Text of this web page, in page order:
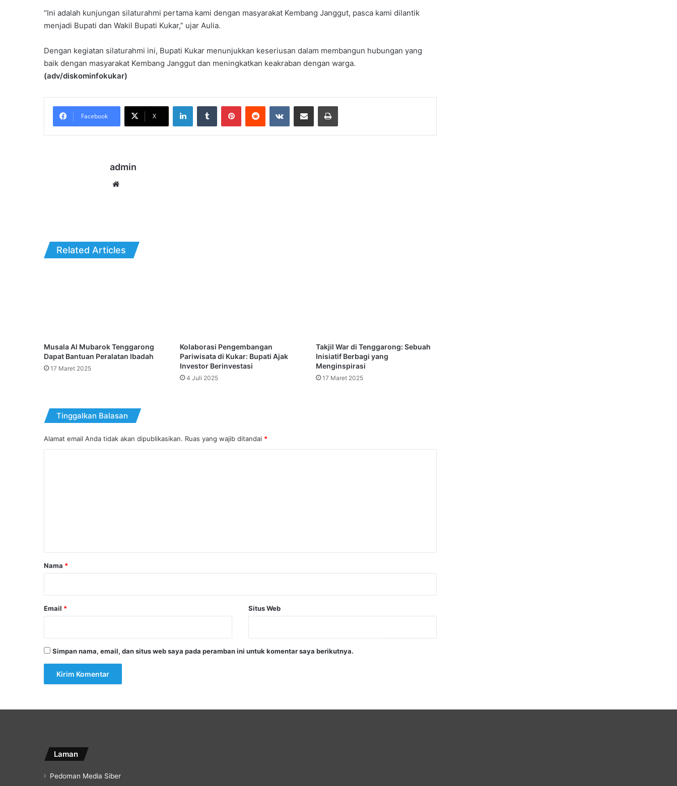
“Ini adalah kunjungan silaturahmi pertama kami dengan masyarakat Kembang Janggut, pasca kami dilantik
menjadi Bupati dan Wakil Bupati Kukar,” ujar Aulia.
Dengan kegiatan silaturahmi ini, Bupati Kukar menunjukkan keseriusan dalam membangun hubungan yang
baik dengan masyarakat Kembang Janggut dan meningkatkan keakraban dengan warga.
(adv/diskominfokukar)
Facebook X
LinkedInTumblr PinterestReddit VKontakteShare via Email Print
admin
Related Articles
Musala Al Mubarok Tenggarong
Dapat Bantuan Peralatan Ibadah
17 Maret 2025
Kolaborasi Pengembangan
Pariwisata di Kukar: Bupati Ajak
Investor Berinvestasi
4 Juli 2025
Takjil War di Tenggarong: Sebuah
Inisiatif Berbagi yang
Menginspirasi
17 Maret 2025
Tinggalkan Balasan
Alamat email Anda tidak akan dipublikasikan. Ruas yang wajib ditandai *
rNama *
Email * Situs Web
Simpan nama, email, dan situs web saya pada peramban ini untuk komentar saya berikutnya.
Laman
Pedoman Media Siber